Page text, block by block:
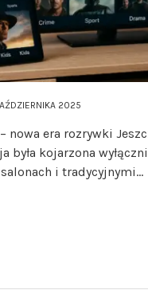
2025
nowa era rozrywki
była kojarzona
i tradycyjnymi…